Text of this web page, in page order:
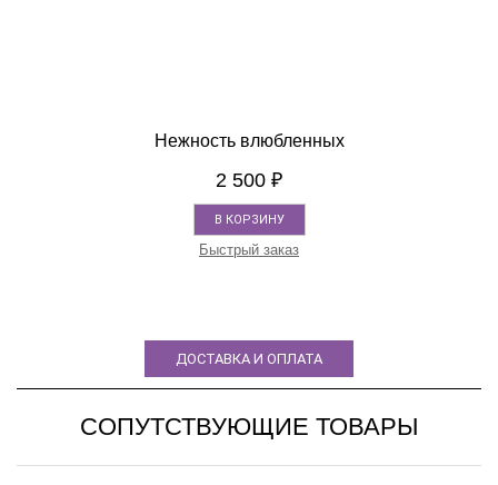
Нежность влюбленных
2 500 ₽
В КОРЗИНУ
Быстрый заказ
ДОСТАВКА И ОПЛАТА
СОПУТСТВУЮЩИЕ ТОВАРЫ